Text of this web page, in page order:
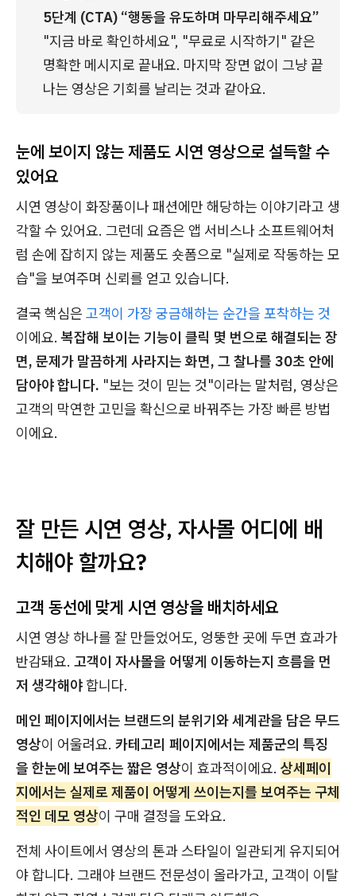
5단계 (CTA) “행동을 유도하며 마무리해주세요”
"지금 바로 확인하세요", "무료로 시작하기" 같은
명확한 메시지로 끝내요. 마지막 장면 없이 그냥 끝
나는 영상은 기회를 날리는 것과 같아요.
눈에 보이지 않는 제품도 시연 영상으로 설득할 수
있어요
시연 영상이 화장품이나 패션에만 해당하는 이야기라고 생
각할 수 있어요. 그런데 요즘은 앱 서비스나 소프트웨어처
럼 손에 잡히지 않는 제품도 숏폼으로 "실제로 작동하는 모
습"을 보여주며 신뢰를 얻고 있습니다.
결국 핵심은 고객이 가장 궁금해하는 순간을 포착하는 것
이에요.복잡해 보이는 기능이 클릭 몇 번으로 해결되는 장
면, 문제가 말끔하게 사라지는 화면, 그 찰나를 30초 안에
담아야 합니다. "보는 것이 믿는 것"이라는 말처럼, 영상은
고객의 막연한 고민을 확신으로 바꿔주는 가장 빠른 방법
이에요.
잘 만든 시연 영상, 자사몰 어디에 배
치해야 할까요?
고객 동선에 맞게 시연 영상을 배치하세요
시연 영상 하나를 잘 만들었어도, 엉뚱한 곳에 두면 효과가
반감돼요. 고객이 자사몰을 어떻게 이동하는지 흐름을 먼
저 생각해야 합니다.
메인 페이지에서는 브랜드의 분위기와 세계관을 담은 무드
영상이 어울려요. 카테고리 페이지에서는 제품군의 특징
을 한눈에 보여주는 짧은 영상이 효과적이에요. 상세페이
지에서는 실제로 제품이 어떻게 쓰이는지를 보여주는 구체
적인 데모 영상이 구매 결정을 도와요.
전체 사이트에서 영상의 톤과 스타일이 일관되게 유지되어
야 합니다. 그래야 브랜드 전문성이 올라가고, 고객이 이탈